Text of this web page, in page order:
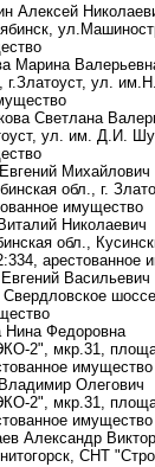
Алексей
Марина
ул.
Светлана
ул. им. Д.И.
Михайлович
обл., г.
имущество
Николаевич
обл.,
арестованное
Васильевич
Нина Федоровна
2", мкр.31,
имущество
Олегович
2", мкр.31,
имущество
Александр
СНТ